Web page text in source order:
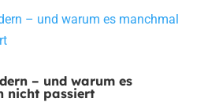
– und warum es
nicht passiert